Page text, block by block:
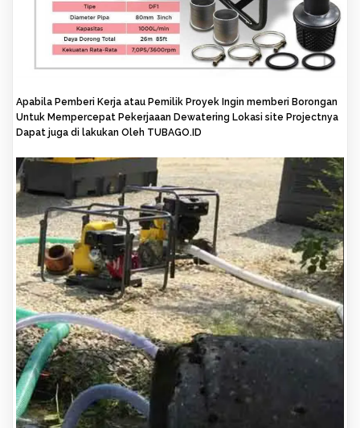
Apabila Pemberi Kerja atau Pemilik Proyek Ingin memberi Borongan
Untuk Mempercepat Pekerjaaan Dewatering Lokasi site Projectnya
Dapat juga di lakukan Oleh TUBAGO.ID